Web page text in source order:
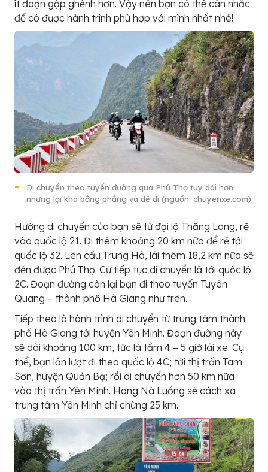
ít đoạn gập ghềnh hơn. Vậy nên bạn có thể cân nhắc
để có được hành trình phù hợp với mình nhất nhé!
Di chuyển theo tuyến đường qua Phú Thọ tuy dài hơn
nhưng lại khá bằng phẳng và dễ đi (nguồn: chuyenxe.com)
Hướng di chuyển của bạn sẽ từ đại lộ Thăng Long, rẽ
vào quốc lộ 21. Đi thêm khoảng 20 km nữa để rẽ tới
quốc lộ 32. Lên cầu Trung Hà, lái thêm 18,2 km nữa sẽ
đến được Phú Thọ. Cứ tiếp tục di chuyển là tới quốc lộ
2C. Đoạn đường còn lại bạn đi theo tuyến Tuyên
Quang – thành phố Hà Giang như trên.
Tiếp theo là hành trình di chuyển từ trung tâm thành
phố Hà Giang tới huyện Yên Minh. Đoạn đường này
sẽ dài khoảng 100 km, tức là tầm 4 – 5 giờ lái xe. Cụ
thể, bạn lần lượt đi theo quốc lộ 4C; tới thị trấn Tam
Sơn, huyện Quản Bạ; rồi di chuyển hơn 50 km nữa
vào thị trấn Yên Minh. Hang Nà Luồng sẽ cách xa
trung tâm Yên Minh chỉ chừng 25 km.